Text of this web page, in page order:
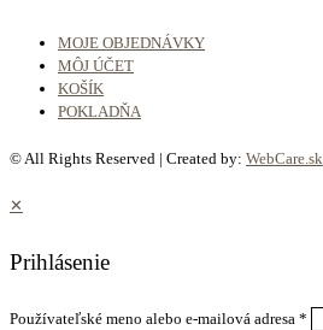
MOJE OBJEDNÁVKY
MÔJ ÚČET
KOŠÍK
POKLADŇA
© All Rights Reserved | Created by: WebCare.sk
✕
Prihlásenie
Používateľské meno alebo e-mailová adresa *